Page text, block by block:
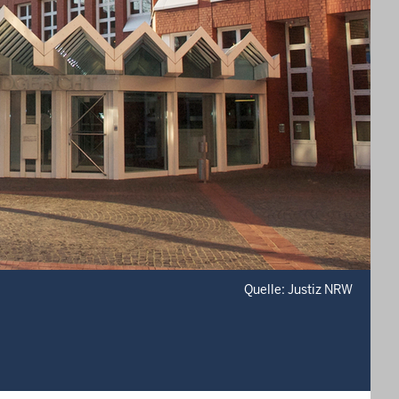
Quelle: Justiz NRW